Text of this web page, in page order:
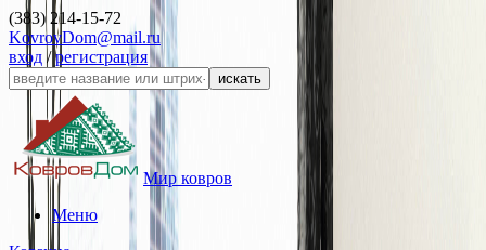
(383) 214-15-72
KovrovDom@mail.ru
вход /регистрация
искать
Мир ковров
Меню